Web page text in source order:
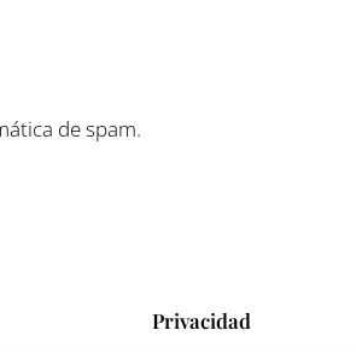
de spam.
Privacidad